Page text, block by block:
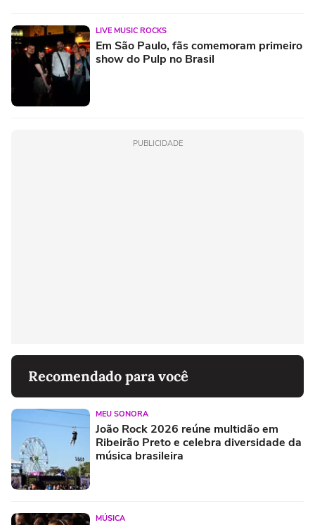
LIVE MUSIC ROCKS
Em São Paulo, fãs comemoram primeiro
show do Pulp no Brasil
PUBLICIDADE
Recomendado para você
MEU SONORA
João Rock 2026 reúne multidão em
Ribeirão Preto e celebra diversidade da
música brasileira
MÚSICA